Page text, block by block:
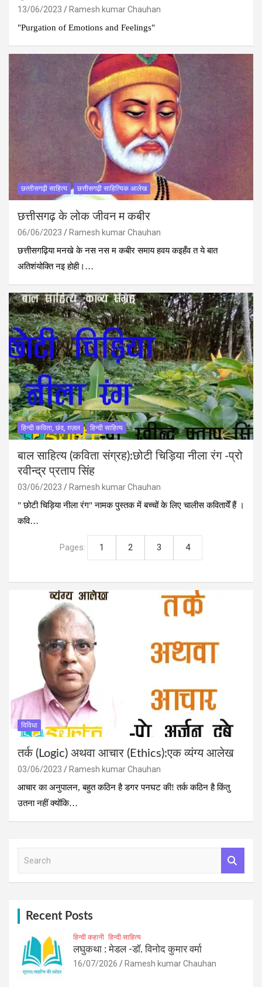
13/06/2023
Ramesh kumar Chauhan
"Purgation of Emotions and Feelings"
छत्‍तीसगढ़ी साहित्‍य छत्तीसगढ़ी साहित्यिक आलेख
छत्तीसगढ़ के लोक जीवन म कबीर
06/06/2023
Ramesh kumar Chauhan
छत्तीसगढ़िया मनखे के नस नस म कबीर समाय हवय कइहँव त ये बात
अतिशंयोक्ति नइ होही।…
हिन्दी कविता, छंद, ग़ज़ल हिन्दी साहित्य
बाल साहित्य (कविता संग्रह):छोटी चिड़िया नीला रंग -प्रो
रवीन्द्र प्रताप सिंह
03/06/2023
Ramesh kumar Chauhan
" छोटी चिड़िया नीला रंग" नामक पुस्तक में बच्चों के लिए चालीस कवितायेँ हैं ।
कवि…
Pages: 1 2 3 4
विविधा
तर्क (Logic) अथवा आचार (Ethics):एक व्यंग्य आलेख
03/06/2023
Ramesh kumar Chauhan
आचार का अनुपालन, बहुत कठिन है डगर पनघट की! तर्क कठिन है किंतु
उतना नहीं क्योंकि…
Recent Posts
हिन्दी कहानी हिन्दी साहित्य
लघुकथा : मेडल -डॉ. विनोद कुमार वर्मा
16/07/2026 Ramesh kumar Chauhan